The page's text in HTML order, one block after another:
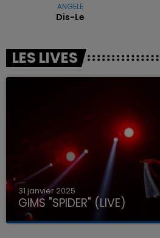
ANGELE
Dis-Le
LES LIVES
31 janvier 2025
GIMS "SPIDER" (LIVE)